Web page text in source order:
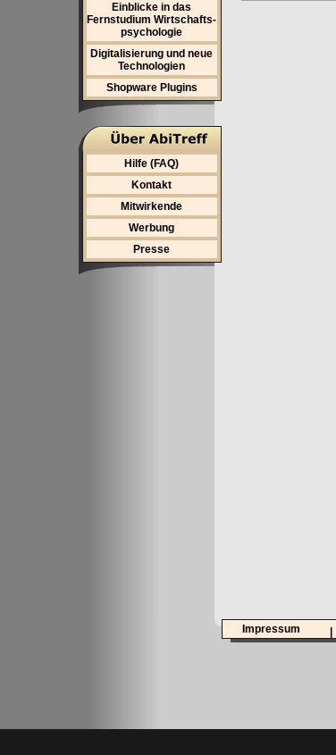
Einblicke in das
Fernstudium Wirtschafts-
psychologie
Digitalisierung und neue
Technologien
Shopware Plugins
Hilfe (FAQ)
Kontakt
Mitwirkende
Werbung
Presse
Impressum